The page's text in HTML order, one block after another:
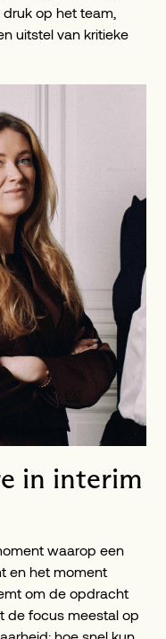
op het team,
uitstel van kritieke
in interim
waarop een
en het moment
om de opdracht
de focus meestal op